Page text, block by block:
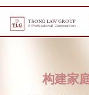
TSONG LAW GROUP
A Professional Corporation
构建家